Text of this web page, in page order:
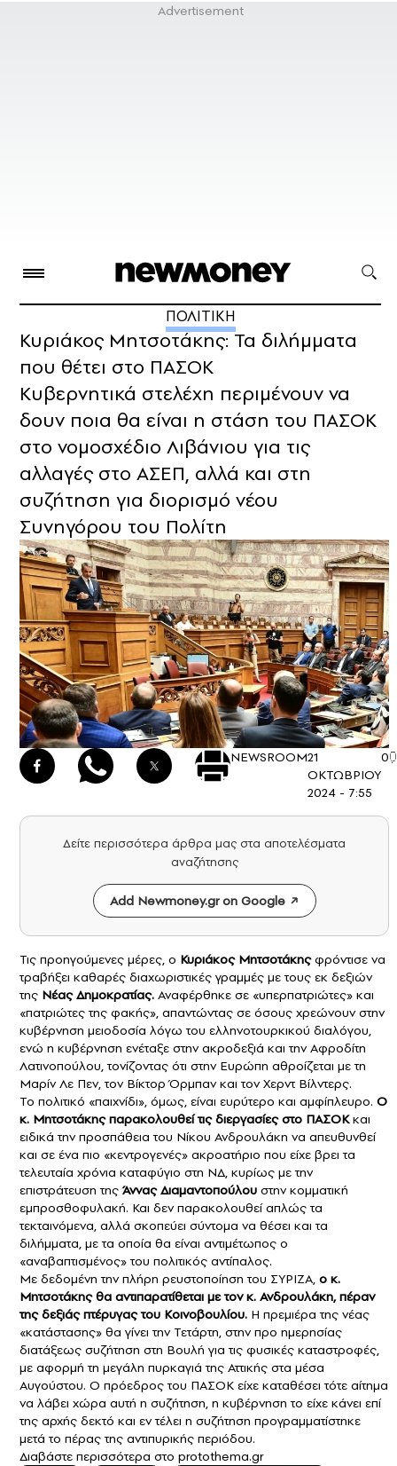
ΠΟΛΙΤΙΚΗ
Κυριάκος Μητσοτάκης: Τα διλήμματα
που θέτει στο ΠΑΣΟΚ
Kυβερνητικά στελέχη περιμένουν να
δουν ποια θα είναι η στάση του ΠΑΣΟΚ
στο νομοσχέδιο Λιβάνιου για τις
αλλαγές στο ΑΣΕΠ, αλλά και στη
συζήτηση για διορισμό νέου
Συνηγόρου του Πολίτη
NEWSROOM21
ΟΚΤΩΒΡΙΟΥ
2024 - 7:55
0
Δείτε περισσότερα άρθρα μας στα αποτελέσματα
αναζήτησης
Add Newmoney.gr on Google
Τις προηγούμενες μέρες, ο Κυριάκος Μητσοτάκηςφρόντισε να
τραβήξει καθαρές διαχωριστικές γραμμές με τους εκ δεξιών
της Νέας Δημοκρατίας. Αναφέρθηκε σε «υπερπατριώτες» και
«πατριώτες της φακής», απαντώντας σε όσους χρεώνουν στην
κυβέρνηση μειοδοσία λόγω του ελληνοτουρκικού διαλόγου,
ενώ η κυβέρνηση ενέταξε στην ακροδεξιά και την Αφροδίτη
Λατινοπούλου, τονίζοντας ότι στην Ευρώπη αθροίζεται με τη
Μαρίν Λε Πεν, τον Βίκτορ Όρμπαν και τον Χερντ Βίλντερς.
Το πολιτικό «παιχνίδι», όμως, είναι ευρύτερο και αμφίπλευρο. Ο
κ. Μητσοτάκης παρακολουθεί τις διεργασίες στο ΠΑΣΟΚ και
ειδικά την προσπάθεια του Νίκου Ανδρουλάκη να απευθυνθεί
και σε ένα πιο «κεντρογενές» ακροατήριο που είχε βρει τα
τελευταία χρόνια καταφύγιο στη ΝΔ, κυρίως με την
επιστράτευση της Άννας Διαμαντοπούλου στην κομματική
εμπροσθοφυλακή. Και δεν παρακολουθεί απλώς τα
τεκταινόμενα, αλλά σκοπεύει σύντομα να θέσει και τα
διλήμματα, με τα οποία θα είναι αντιμέτωπος ο
«αναβαπτισμένος» του πολιτικός αντίπαλος.
Με δεδομένη την πλήρη ρευστοποίηση του ΣΥΡΙΖΑ, ο κ.
Μητσοτάκης θα αντιπαρατίθεται με τον κ. Ανδρουλάκη, πέραν
της δεξιάς πτέρυγας του Κοινοβουλίου. Η πρεμιέρα της νέας
«κατάστασης» θα γίνει την Τετάρτη, στην προ ημερησίας
διατάξεως συζήτηση στη Βουλή για τις φυσικές καταστροφές,
με αφορμή τη μεγάλη πυρκαγιά της Αττικής στα μέσα
Αυγούστου. Ο πρόεδρος του ΠΑΣΟΚ είχε καταθέσει τότε αίτημα
να λάβει χώρα αυτή η συζήτηση, η κυβέρνηση το είχε κάνει επί
της αρχής δεκτό και εν τέλει η συζήτηση προγραμματίστηκε
μετά το πέρας της αντιπυρικής περιόδου.
Διαβάστε περισσότερα στο protothema.gr